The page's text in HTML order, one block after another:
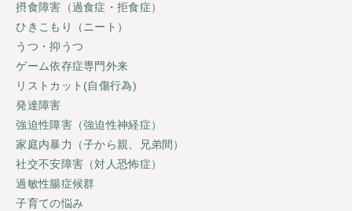
摂食障害（過食症・拒食症）
ひきこもり（ニート）
うつ・抑うつ
ゲーム依存症専門外来
リストカット(自傷行為)
発達障害
強迫性障害（強迫性神経症）
家庭内暴力（子から親、兄弟間）
社交不安障害（対人恐怖症）
過敏性腸症候群
子育ての悩み